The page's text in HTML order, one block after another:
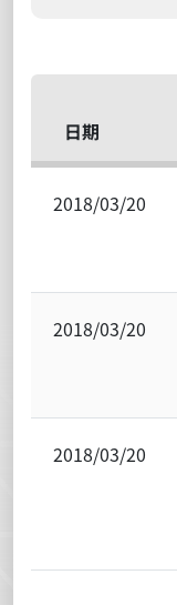
日期
2018/03/20
2018/03/20
2018/03/20